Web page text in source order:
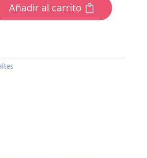
Añadir al carrito